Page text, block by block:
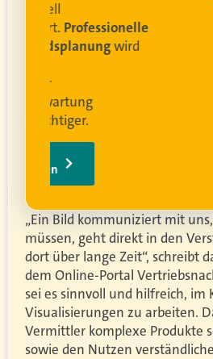
wird
„Ein Bild kommuniziert mit
müssen, geht direkt in den
dort über lange Zeit“, schreibt
dem Online-Portal
sei es sinnvoll und hilfreich, im
Visualisierungen zu arbeiten.
Vermittler komplexe Produkte
sowie den Nutzen